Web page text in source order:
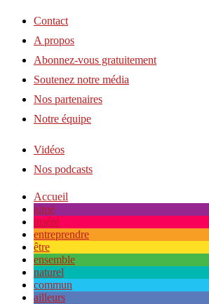
Contact
A propos
Abonnez-vous gratuitement
Soutenez notre média
Nos partenaires
Notre équipe
Vidéos
Nos podcasts
Accueil
aimé
inséré
entreprendre
être
ensemble
naturel
commun
ailleurs